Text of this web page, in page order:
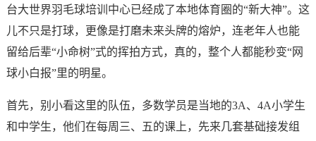
台大世界羽毛球培训中心已经成了本地体育圈的“新大神”。这
儿不只是打球，更像是打磨未来头牌的熔炉，连老年人也能
留给后辈“小命树”式的挥拍方式，真的，整个人都能秒变“网
球小白报”里的明星。
首先，别小看这里的队伍，多数学员是当地的3A、4A小学生
和中学生，他们在每周三、五的课上，先来几套基础接发组